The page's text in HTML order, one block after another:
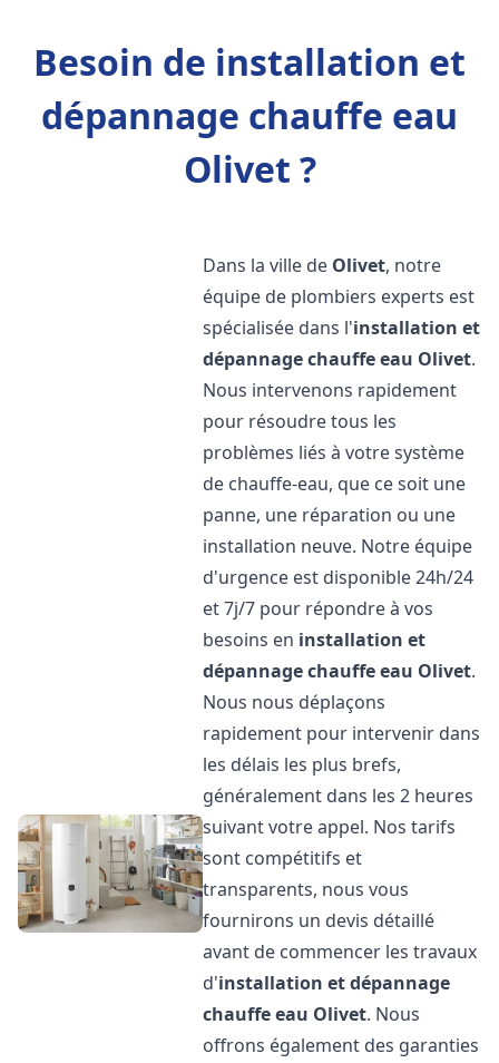
Besoin de installation et
dépannage chauffe eau
Olivet ?
Dans la ville de Olivet, notre
équipe de plombiers experts est
spécialisée dans l'installation et
dépannage chauffe eau Olivet.
Nous intervenons rapidement
pour résoudre tous les
problèmes liés à votre système
de chauffe-eau, que ce soit une
panne, une réparation ou une
installation neuve. Notre équipe
d'urgence est disponible 24h/24
et 7j/7 pour répondre à vos
besoins en installation et
dépannage chauffe eau Olivet.
Nous nous déplaçons
rapidement pour intervenir dans
les délais les plus brefs,
généralement dans les 2 heures
suivant votre appel. Nos tarifs
sont compétitifs et
transparents, nous vous
fournirons un devis détaillé
avant de commencer les travaux
d'installation et dépannage
chauffe eau Olivet. Nous
offrons également des garanties